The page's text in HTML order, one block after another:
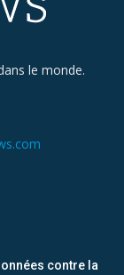
le monde.
contre la